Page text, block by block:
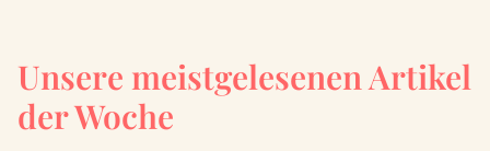
Unsere meistgelesenen Artikel
der Woche